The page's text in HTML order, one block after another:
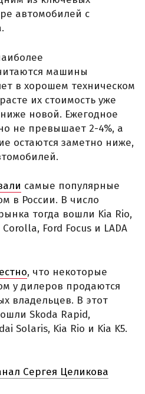
автомобилей с
машины
в хорошем техническом
их стоимость уже
новой. Ежегодное
не превышает 2-4%, а
остаются заметно ниже,
самые популярные
в России. В число
тогда вошли Kia Rio,
Ford Focus и LADA
, что некоторые
у дилеров продаются
владельцев. В этот
Skoda Rapid,
Solaris, Kia Rio и Kia K5.
Сергея Целикова